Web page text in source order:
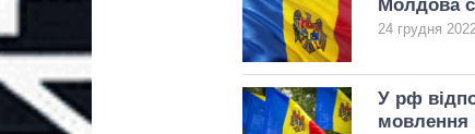
Молдова
24 грудня
У рф
мовлення